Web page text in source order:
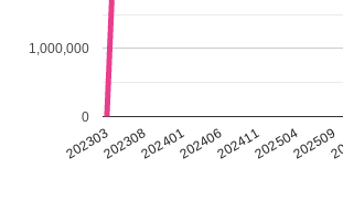
202303202308202401202406202411202504202509
0
1,000,000